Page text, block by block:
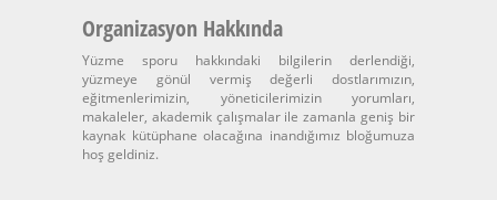
Organizasyon Hakkında
Yüzme sporu hakkındaki bilgilerin derlendiği,
yüzmeye gönül vermiş değerli dostlarımızın,
eğitmenlerimizin, yöneticilerimizin yorumları,
makaleler, akademik çalışmalar ile zamanla geniş bir
kaynak kütüphane olacağına inandığımız bloğumuza
hoş geldiniz.